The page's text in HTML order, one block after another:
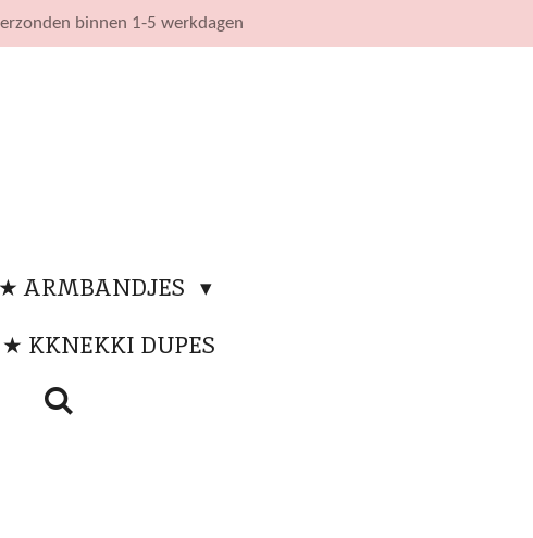
binnen 1-5 werkdagen
★ ARMBANDJES
★ KKNEKKI DUPES